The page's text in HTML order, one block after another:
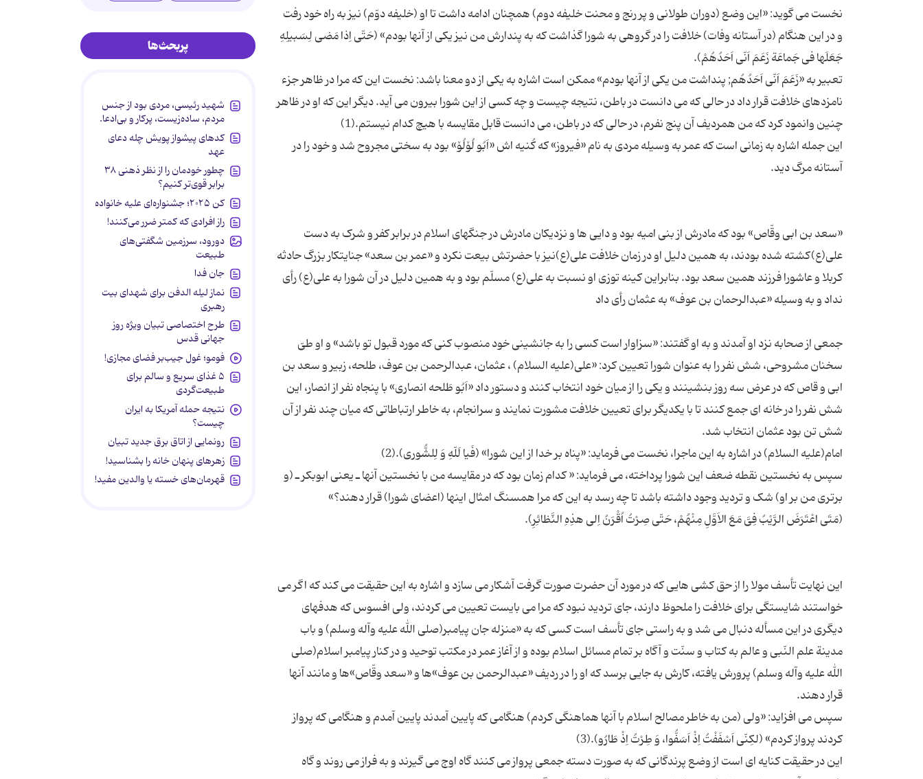
نخست مى گوید: «این وضع (دوران طولانی و پر رنج و محنت خلیفه دوم) همچنان ادامه داشت تا او (خلیفه دوّم) نیز به راه خود رفت
و در این هنگام (در آستانه وفات) خلافت را در گروهى به شورا گذاشت که به پندارش من نیز یکى از آنها بودم» (حَتّى اِذا مَضى لِسَبیلِهِ
تعبیر به «زَعَمَ اَنّی اَحَدُهُم; پنداشت من یکى از آنها بودم» ممکن است اشاره به یکى از دو معنا باشد: نخست این که مرا در ظاهر جزء
نامزدهاى خلافت قرار داد در حالى که مى دانست در باطن، نتیجه چیست و چه کسى از این شورا بیرون مى آید. دیگر این که او در ظاهر
این جمله اشاره به زمانى است که عمر به وسیله مردى به نام «فیروز» که کُنیه اش «اَبُو لُۆلُۆ» بود به سختى مجروح شد و خود را در
«سعد بن ابى وقّاص» بود که مادرش از بنى امیه بود و دایی ها و نزدیکان مادرش در جنگهاى اسلام در برابر کفر و شرک به دست
على(ع)کشته شده بودند، به همین دلیل او در زمان خلافت على(ع)نیز با حضرتش بیعت نکرد و «عمر بن سعد» جنایتکار بزرگ حادثه
کربلا و عاشورا فرزند همین سعد بود. بنابراین کینه توزى او نسبت به على(ع) مسلّم بود و به همین دلیل در آن شورا به على(ع) رأى
جمعى از صحابه نزد او آمدند و به او گفتند: «سزاوار است کسى را به جانشینى خود منصوب کنى که مورد قبول تو باشد» و او طىّ
سخنان مشروحى، شش نفر را به عنوان شورا تعیین کرد: «على(علیه السلام) ، عثمان، عبدالرحمن بن عوف، طلحه، زبیر و سعد بن
ابى و قاص که در عرض سه روز بنشینند و یکى را از میان خود انتخاب کنند و دستور داد «اَبُو طَلحه انصارى» با پنجاه نفر از انصار، این
شش نفر را در خانه اى جمع کنند تا با یکدیگر براى تعیین خلافت مشورت نمایند و سرانجام، به خاطر ارتباطاتى که میان چند نفر از آن
سپس به نخستین نقطه ضعف این شورا پرداخته، مى فرماید: « کدام زمان بود که در مقایسه من با نخستین آنها ـ یعنى ابوبکر ـ (و
این نهایت تأسف مولا را از حق کشى هایى که در مورد آن حضرت صورت گرفت آشکار مى سازد و اشاره به این حقیقت مى کند که اگر مى
خواستند شایستگى براى خلافت را ملحوظ دارند، جاى تردید نبود که مرا مى بایست تعیین مى کردند، ولى افسوس که هدفهاى
دیگرى در این مسأله دنبال مى شد و به راستى جاى تأسف است کسى که به «منزله جان پیامبر(صلى الله علیه وآله وسلم) و باب
مدینة علم النّبى و عالم به کتاب و سنّت و آگاه بر تمام مسائل اسلام بوده و از آغاز عمر در مکتب توحید و در کنار پیامبر اسلام(صلى
الله علیه وآله وسلم) پرورش یافته، کارش به جایى برسد که او را در ردیف «عبدالرحمن بن عوف»ها و «سعد وقّاص»ها و مانند آنها
سپس مى افزاید: «ولى (من به خاطر مصالح اسلام با آنها هماهنگى کردم) هنگامى که پایین آمدند پایین آمدم و هنگامى که پرواز
این در حقیقت کنایه اى است از وضع پرندگانى که به صورت دسته جمعى پرواز مى کنند گاه اوج مى گیرند و به فراز مى روند و گاه
پربحث‌ها
شهید رئیسی، مردی بود از جنس
مردم، ساده‌زیست، پرکار و بی‌ادعا.
کدهای پیشواز پویش چله دعای
عهد
چطور خودمان را از نظر ذهنی ۳۸
برابر قوی‌تر کنیم؟
کن ۲۰۲۵؛ جشنواره‌ای علیه خانواده
راز افرادی که کمتر ضرر می‌کنند!
دورود، سرزمین شگفتی‌های
طبیعت
جان فدا
نماز لیله الدفن برای شهدای بیت
رهبری
طرح اختصاصی تبیان ویژه روز
جهانی قدس
فومو؛ غول جیب‌بر فضای مجازی!
۵ غذای سریع و سالم برای
طبیعت‌گردی
نتیجه حمله آمریکا به ایران
چیست؟
رونمایی از اتاق برق جدید تبیان
زهرهای پنهان خانه را بشناسید!
قهرمان‌های خسته یا والدین مفید!